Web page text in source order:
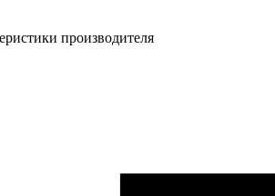
производителя